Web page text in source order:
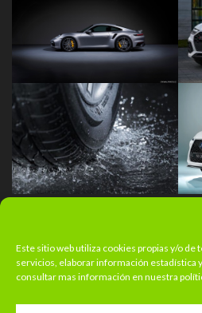
Este sitio web utiliza cookies propias y/o
servicios, elaborar información estadística
consultar mas información en nuestra